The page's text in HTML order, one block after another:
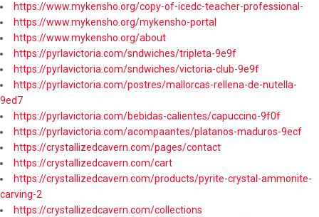
https://www.mykensho.org/copy-of-icedc-teacher-professional-
https://www.mykensho.org/mykensho-portal
https://www.mykensho.org/about
https://pyrlavictoria.com/sndwiches/tripleta-9e9f
https://pyrlavictoria.com/sndwiches/victoria-club-9e9f
https://pyrlavictoria.com/postres/mallorcas-rellena-de-nutella-
9ed7
https://pyrlavictoria.com/bebidas-calientes/capuccino-9f0f
https://pyrlavictoria.com/acompaantes/platanos-maduros-9ecf
https://crystallizedcavern.com/pages/contact
https://crystallizedcavern.com/cart
https://crystallizedcavern.com/products/pyrite-crystal-ammonite-
carving-2
https://crystallizedcavern.com/collections